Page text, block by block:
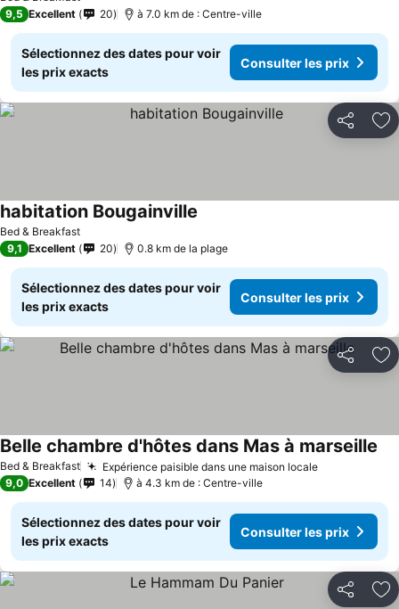
9,5 Excellent 20 à 7.0 km de : Centre-ville
Sélectionnez des dates pour voir
les prix exacts
Consulter les prix
Partager
Bed & Breakfast
habitation Bougainville
9,1 Excellent 20 0.8 km de la plage
Sélectionnez des dates pour voir
les prix exacts
Consulter les prix
Partager
Bed & Breakfast Expérience paisible dans une maison locale
Belle chambre d'hôtes dans Mas à marseille
9,0 Excellent 14 à 4.3 km de : Centre-ville
Sélectionnez des dates pour voir
les prix exacts
Consulter les prix
Partager